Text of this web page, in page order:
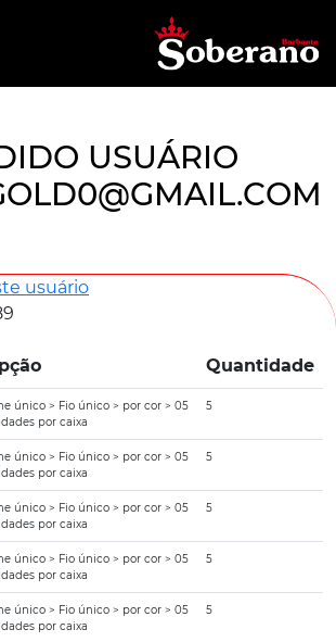
USUÁRIO
usuário
Quantidade
único > Fio único > por cor > 05
por caixa
5
único > Fio único > por cor > 05
por caixa
5
único > Fio único > por cor > 05
por caixa
5
único > Fio único > por cor > 05
por caixa
5
único > Fio único > por cor > 05
por caixa
5